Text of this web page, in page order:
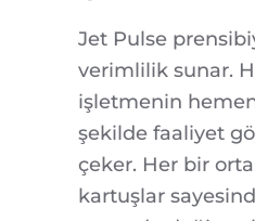
Jet Pulse
verimlilik sunar.
işletmenin hemen
şekilde faaliyet
çeker. Her bir
kartuşlar